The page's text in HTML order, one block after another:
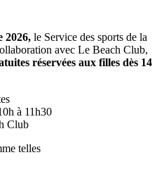
2026, le Service des sports de la
avec Le Beach Club,
réservées aux filles dès 14
à 11h30
Club
telles